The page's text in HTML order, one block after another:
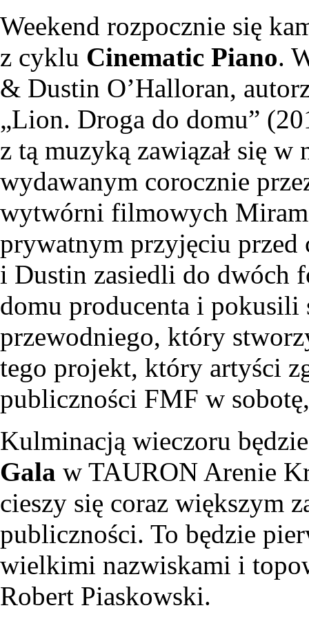
Weekend rozpocznie się
z cyklu Cinematic Piano.
& Dustin O’Halloran,
„Lion. Droga do domu”
z tą muzyką zawiązał się
wydawanym corocznie
wytwórni filmowych
prywatnym przyjęciu przed
i Dustin zasiedli do dwóch
domu producenta i
przewodniego, który
tego projekt, który artyści
publiczności FMF w
Kulminacją wieczoru
Gala w TAURON Arenie
cieszy się coraz większym
publiczności. To będzie
wielkimi nazwiskami i
Robert Piaskowski.